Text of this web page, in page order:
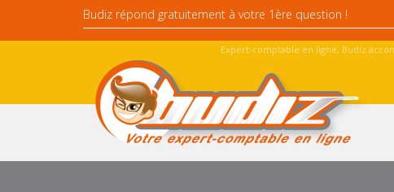
Expert-comptable en ligne, Budiz